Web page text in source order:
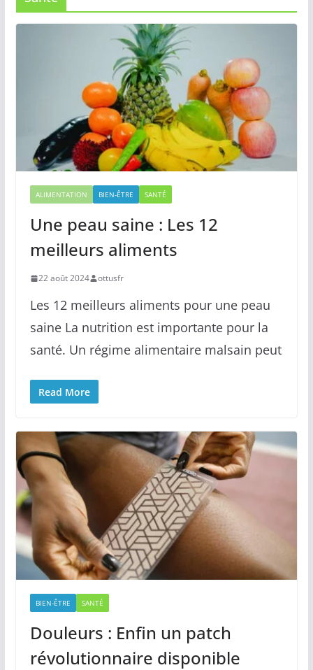
ALIMENTATION BIEN-ÊTRE SANTÉ
Une peau saine : Les 12
meilleurs aliments
22 août 2024 ottusfr
Les 12 meilleurs aliments pour une peau
saine La nutrition est importante pour la
santé. Un régime alimentaire malsain peut
Read More
BIEN-ÊTRE SANTÉ
Douleurs : Enfin un patch
révolutionnaire disponible